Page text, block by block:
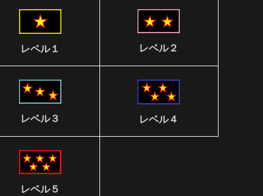
レベル１ レベル２
レベル３ レベル４
レベル５